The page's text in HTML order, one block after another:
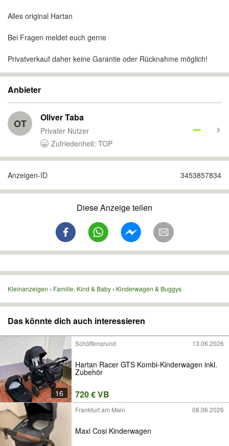
Alles original Hartan
Bei Fragen meldet euch gerne
Privatverkauf daher keine Garantie oder Rücknahme möglich!
Anbieter
OT Oliver Taba
Privater Nutzer
Zufriedenheit: TOP
Anzeigen-ID 3453857834
Diese Anzeige teilen
Kleinanzeigen Familie, Kind & Baby Kinderwagen & Buggys
Das könnte dich auch interessieren
16
Schöffengrund 13.06.2026
Hartan Racer GTS Kombi-Kinderwagen inkl.
Zubehör
720 € VB
Frankfurt am Main 08.06.2026
Maxi Cosi Kinderwagen